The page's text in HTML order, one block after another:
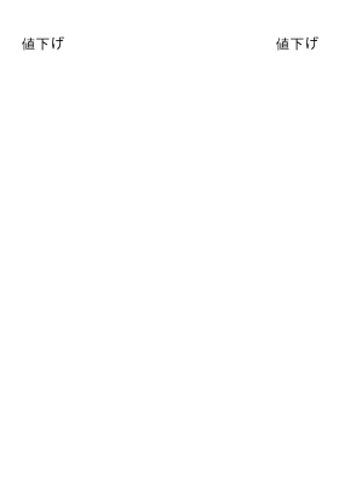
値下げ 値下げ